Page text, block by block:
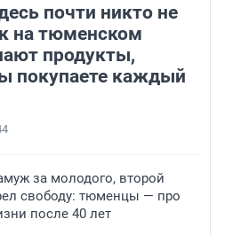
почти никто не
на тюменском
продукты,
покупаете каждый
за молодого, второй
свободу: тюменцы — про
после 40 лет